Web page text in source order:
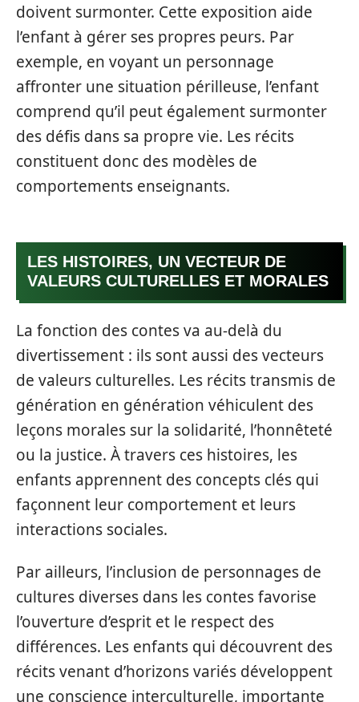
doivent surmonter. Cette exposition aide
l’enfant à gérer ses propres peurs. Par
exemple, en voyant un personnage
affronter une situation périlleuse, l’enfant
comprend qu’il peut également surmonter
des défis dans sa propre vie. Les récits
constituent donc des modèles de
comportements enseignants.
LES HISTOIRES, UN VECTEUR DE
VALEURS CULTURELLES ET MORALES
La fonction des contes va au-delà du
divertissement : ils sont aussi des vecteurs
de valeurs culturelles. Les récits transmis de
génération en génération véhiculent des
leçons morales sur la solidarité, l’honnêteté
ou la justice. À travers ces histoires, les
enfants apprennent des concepts clés qui
façonnent leur comportement et leurs
interactions sociales.
Par ailleurs, l’inclusion de personnages de
cultures diverses dans les contes favorise
l’ouverture d’esprit et le respect des
différences. Les enfants qui découvrent des
récits venant d’horizons variés développent
une conscience interculturelle, importante